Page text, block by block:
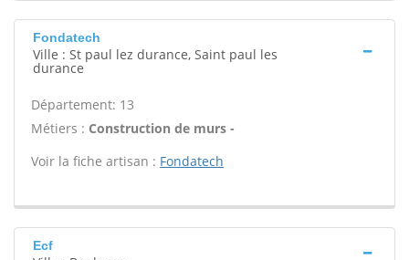
Fondatech
Ville : St paul lez durance, Saint paul les
durance
Département: 13
Métiers : Construction de murs -
Voir la fiche artisan : Fondatech
Ecf